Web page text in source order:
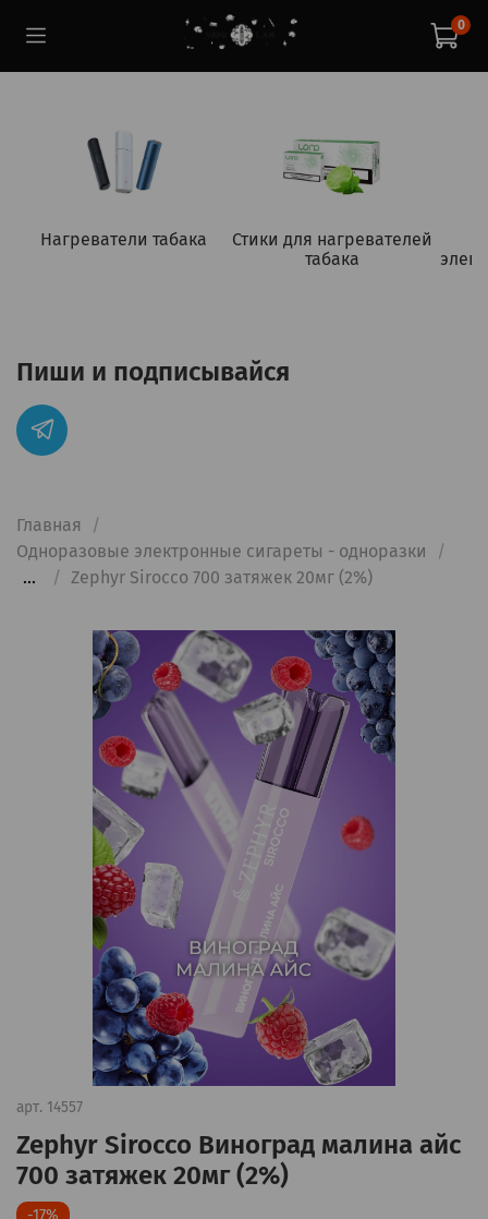
0
Нагреватели табака
Стики для нагревателей
табака
Главная
Одноразовые электронные сигареты - одноразки
...
Zephyr Sirocco 700 затяжек 20мг (2%)
арт. 14557
Zephyr Sirocco Виноград малина айс
700 затяжек 20мг (2%)
Пиши и подписывайся